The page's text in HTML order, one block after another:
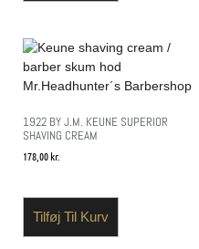
1922 BY J.M. KEUNE SUPERIOR
SHAVING CREAM
178,00kr.
Tilføj Til Kurv